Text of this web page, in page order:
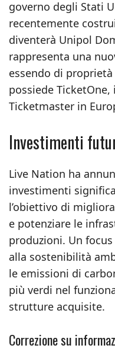
governo degli Stati
recentemente
diventerà Unipol
rappresenta una
essendo di proprietà
possiede
Ticketmaster in
Investimenti
Live Nation ha
investimenti
l’obiettivo di
e potenziare le
produzioni. Un
alla sostenibilità
le emissioni di
più verdi nel
strutture acquisite.
Correzione su